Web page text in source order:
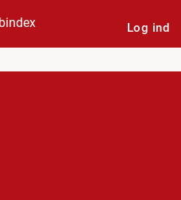
Log ind